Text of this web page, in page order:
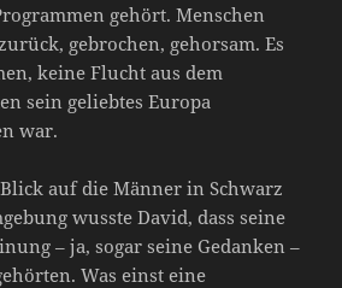
gehört. Menschen
gebrochen, gehorsam. Es
keine Flucht aus dem
sein geliebtes Europa
war.
auf die Männer in Schwarz
wusste David, dass seine
– ja, sogar seine Gedanken –
Was einst eine